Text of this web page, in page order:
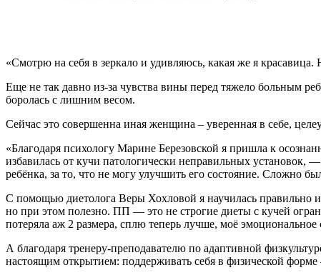
«Смотрю на себя в зеркало и удивляюсь, какая же я
Еще не так давно из-за чувства вины перед тяжело больным
боролась с лишним весом.
Сейчас это совершенна иная женщина – уверенная в себе,
«Благодаря психологу Марине Березовской я пришла к
избавилась от кучи патологически неправильных
ребёнка, за то, что не могу улучшить его состояние. Сложно
С помощью диетолога Веры Хохловой я научилась правильно
но при этом полезно. ПП — это не строгие диеты с кучей
потеряла аж 2 размера, сплю теперь лучше, моё эмоциональное
А благодаря тренеру-преподавателю по адаптивной
настоящим открытием: поддерживать себя в физической форме